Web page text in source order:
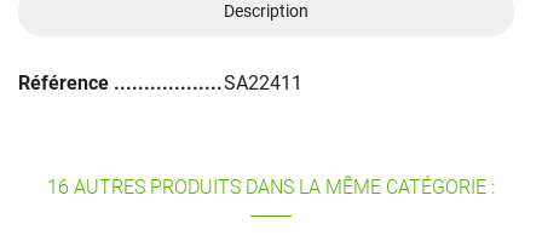
Description
Référence SA22411
16 AUTRES PRODUITS DANS LA MÊME CATÉGORIE :